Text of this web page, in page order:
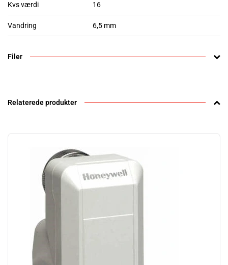
Kvs værdi 16
Vandring 6,5 mm
Filer
Relaterede produkter